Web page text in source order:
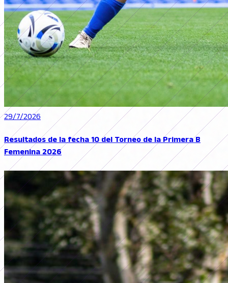
29/7/2026
Resultados de la fecha 10 del Torneo de la Primera B
Femenina 2026